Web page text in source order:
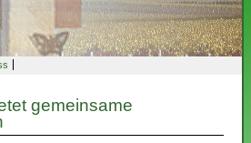
gemeinsame